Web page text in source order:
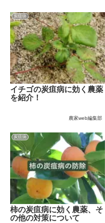
炭疽病
イチゴの炭疽病に効く農薬
を紹介！
農家web編集部
炭疽病
柿の炭疽病に効く農薬、そ
の他の対策について